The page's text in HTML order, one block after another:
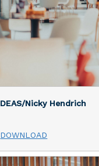
DEAS/Nicky Hendrich
DOWNLOAD